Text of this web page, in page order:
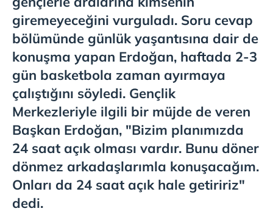
giremeyeceğini vurguladı. Soru cevap
bölümünde günlük yaşantısına dair de
konuşma yapan Erdoğan, haftada 2-3
gün basketbola zaman ayırmaya
çalıştığını söyledi. Gençlik
Merkezleriyle ilgili bir müjde de veren
Başkan Erdoğan, "Bizim planımızda
24 saat açık olması vardır. Bunu döner
dönmez arkadaşlarımla konuşacağım.
Onları da 24 saat açık hale getiririz"
dedi.